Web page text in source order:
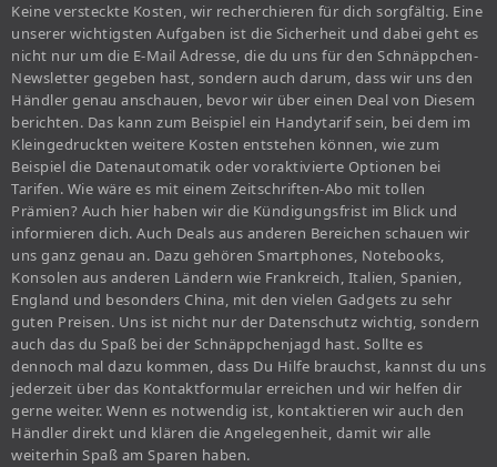
Keine versteckte Kosten, wir recherchieren für dich sorgfältig. Eine
unserer wichtigsten Aufgaben ist die Sicherheit und dabei geht es
nicht nur um die E-Mail Adresse, die du uns für den Schnäppchen-
Newsletter gegeben hast, sondern auch darum, dass wir uns den
Händler genau anschauen, bevor wir über einen Deal von Diesem
berichten. Das kann zum Beispiel ein Handytarif sein, bei dem im
Kleingedruckten weitere Kosten entstehen können, wie zum
Beispiel die Datenautomatik oder voraktivierte Optionen bei
Tarifen. Wie wäre es mit einem Zeitschriften-Abo mit tollen
Prämien? Auch hier haben wir die Kündigungsfrist im Blick und
informieren dich. Auch Deals aus anderen Bereichen schauen wir
uns ganz genau an. Dazu gehören Smartphones, Notebooks,
Konsolen aus anderen Ländern wie Frankreich, Italien, Spanien,
England und besonders China, mit den vielen Gadgets zu sehr
guten Preisen. Uns ist nicht nur der Datenschutz wichtig, sondern
auch das du Spaß bei der Schnäppchenjagd hast. Sollte es
dennoch mal dazu kommen, dass Du Hilfe brauchst, kannst du uns
jederzeit über das Kontaktformular erreichen und wir helfen dir
gerne weiter. Wenn es notwendig ist, kontaktieren wir auch den
Händler direkt und klären die Angelegenheit, damit wir alle
weiterhin Spaß am Sparen haben.